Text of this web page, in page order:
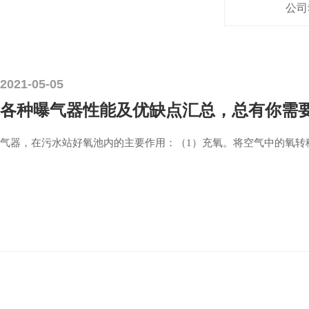
公
2021-05-05
各种曝气器性能及优缺点汇总，总有你需
气器，在污水站好氧池内的主要作用：（1）充氧。将空气中的氧